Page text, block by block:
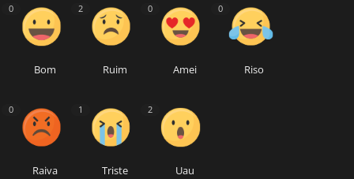
0
Bom
2
Ruim
0
Amei
0
Riso
0
Raiva
1
Triste
2
Uau